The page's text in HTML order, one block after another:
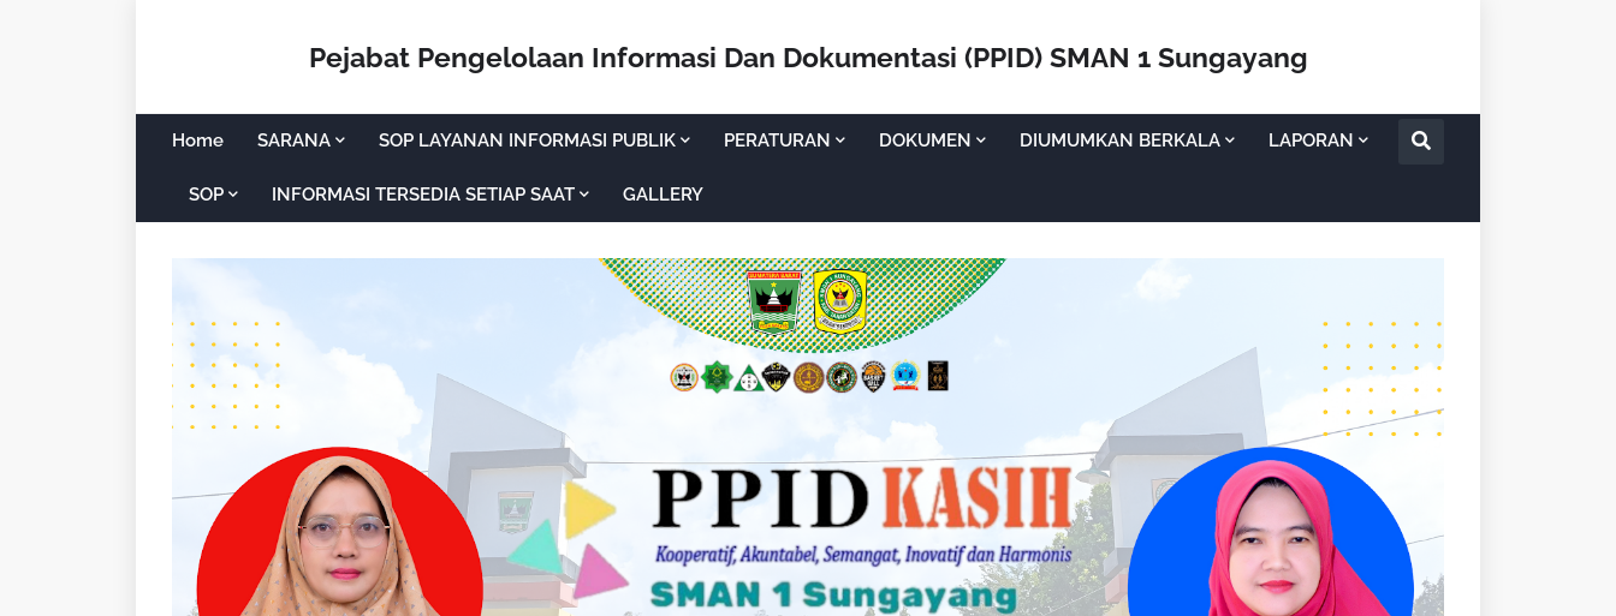
Pejabat Pengelolaan Informasi Dan Dokumentasi (PPID) SMAN 1 Sungayang
Home SARANA SOP LAYANAN INFORMASI PUBLIK PERATURAN DOKUMEN DIUMUMKAN BERKALA LAPORAN
SOP INFORMASI TERSEDIA SETIAP SAAT GALLERY